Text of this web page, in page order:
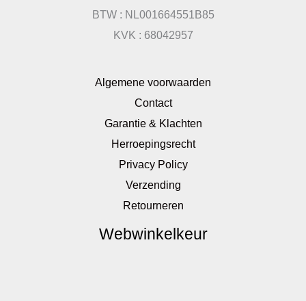
BTW : NL001664551B85
KVK : 68042957
Algemene voorwaarden
Contact
Garantie & Klachten
Herroepingsrecht
Privacy Policy
Verzending
Retourneren
Webwinkelkeur